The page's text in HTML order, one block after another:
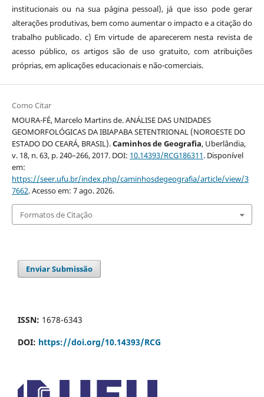
institucionais ou na sua página pessoal), já que isso pode gerar
alterações produtivas, bem como aumentar o impacto e a citação do
trabalho publicado. c) Em virtude de aparecerem nesta revista de
acesso público, os artigos são de uso gratuito, com atribuições
próprias, em aplicações educacionais e não-comerciais.
Como Citar
MOURA-FÉ, Marcelo Martins de. ANÁLISE DAS UNIDADES
GEOMORFOLÓGICAS DA IBIAPABA SETENTRIONAL (NOROESTE DO
ESTADO DO CEARÁ, BRASIL).Caminhos de Geografia, Uberlândia,
v. 18, n. 63, p. 240–266, 2017. DOI: 10.14393/RCG186311. Disponível
em:
https://seer.ufu.br/index.php/caminhosdegeografia/article/view/3
7662. Acesso em: 7 ago. 2026.
Formatos de Citação
Enviar Submissão
ISSN: 1678-6343
DOI: https://doi.org/10.14393/RCG